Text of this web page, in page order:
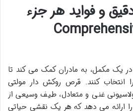
و فواید هر جزء
یک مکمل، به مادران کمک می کند تا
انتخاب کنند. قرص روکش دار مولتی
غنی و متعادل، طیف وسیعی از
ارائه می دهد که هر یک نقشی حیاتی